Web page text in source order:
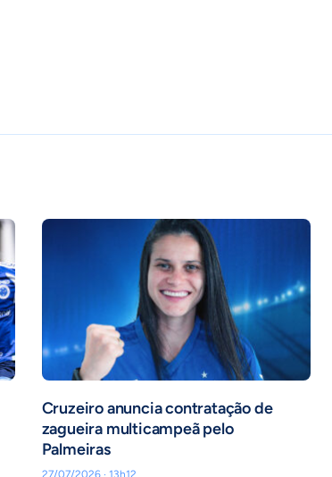
Cruzeiro anuncia contratação de
zagueira multicampeã pelo
Palmeiras
27/07/2026 · 13h12